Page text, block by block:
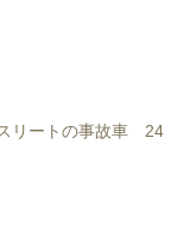
リートの事故車 24